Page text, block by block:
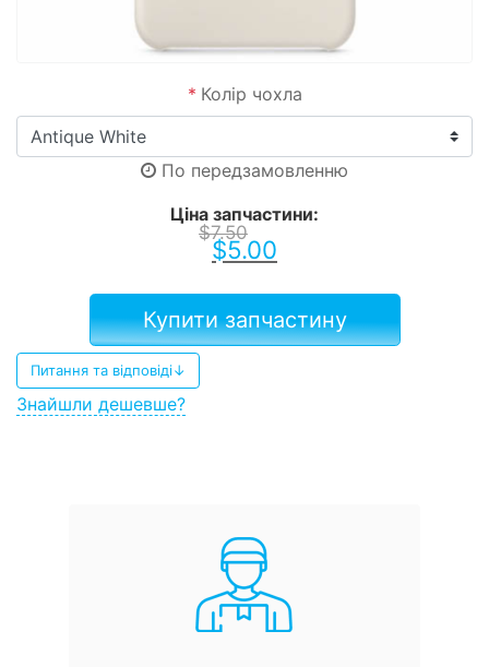
* Колір чохла
По передзамовленню
Ціна запчастини:
$7.50
$5.00
Купити запчастину
Питання та відповіді↓
Знайшли дешевше?